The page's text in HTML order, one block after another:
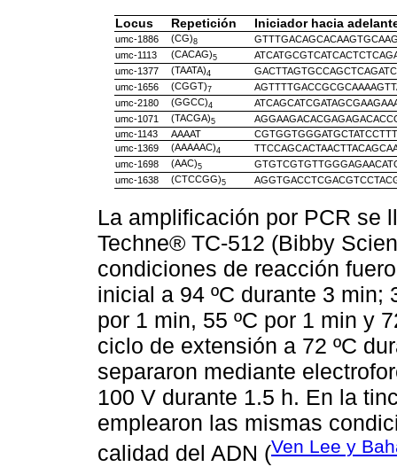
Locus Repetición Iniciador hacia
umc-1886 (CG)8
umc-1113
(CACAG)5
umc-1377
(TAATA)4
umc-1656
(CGGT)7
umc-2180
(GGCC)4
umc-1071
(TACGA)5
umc-1143
AAAAT
umc-1369
(AAAAAC)4
umc-1698
(AAC)5
umc-1638
(CTCCGG)5
La amplificación por PCR se
Techne® TC-512 (Bibby
condiciones de reacción
inicial a 94 ºC durante 3 min;
por 1 min, 55 ºC por 1 min y
ciclo de extensión a 72 ºC
separaron mediante
100 V durante 1.5 h. En la
emplearon las mismas
calidad del ADN (Ven Lee y